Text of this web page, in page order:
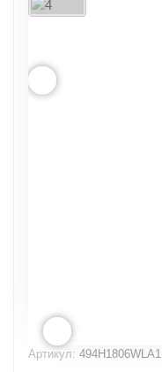
Артикул: 494H1806WLA1